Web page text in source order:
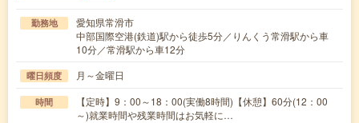
勤務地
愛知県常滑市
中部国際空港(鉄道)駅から徒歩5分／りんくう常滑駅から車
10分／常滑駅から車12分
曜日頻度 月～金曜日
時間
【定時】9：00～18：00(実働8時間)【休憩】60分(12：00
～)就業時間や残業時間はお気軽に…